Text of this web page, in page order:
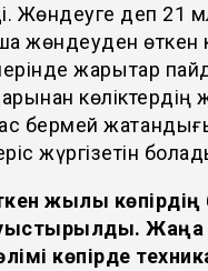
Жөндеуге деп 21
жөндеуден өткен
жарықтар
көліктердің
бермей
жүргізетін
жылы көпірдің
Жаңа
көпірде